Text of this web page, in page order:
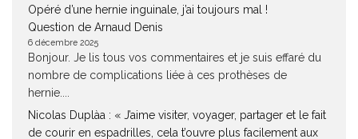
Opéré d’une hernie inguinale, j’ai toujours mal !
Question de Arnaud Denis
6 décembre 2025
Bonjour. Je lis tous vos commentaires et je suis effaré du
nombre de complications liée à ces prothèses de
hernie....
Nicolas Duplàa : « J’aime visiter, voyager, partager et le fait
de courir en espadrilles, cela t’ouvre plus facilement aux